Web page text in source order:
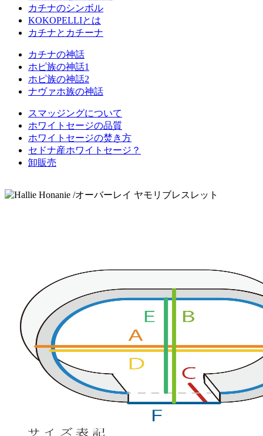
カチナのシンボル
KOKOPELLIとは
カチナとカチーナ
カチナの神話
ホピ族の神話1
ホピ族の神話2
ナヴァホ族の神話
スマッジングについて
ホワイトセージの品質
ホワイトセージの焚き方
セドナ産ホワイトセージ？
卸販売